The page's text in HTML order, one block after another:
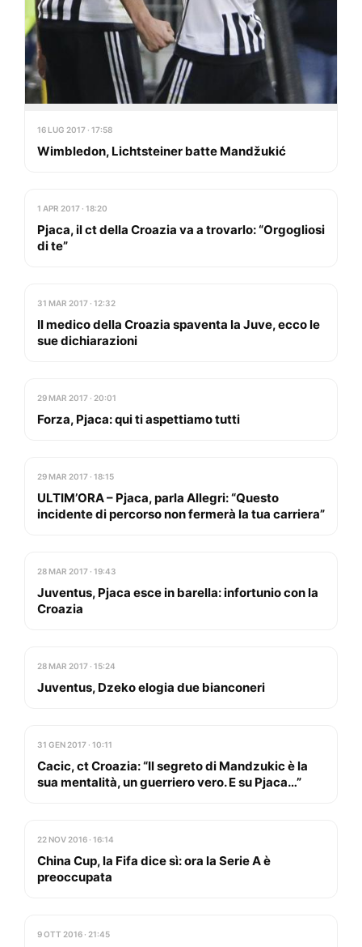
16 LUG 2017 · 17:58
Wimbledon, Lichtsteiner batte Mandžukić
1 APR 2017 · 18:20
Pjaca, il ct della Croazia va a trovarlo: “Orgogliosi
di te”
31 MAR 2017 · 12:32
Il medico della Croazia spaventa la Juve, ecco le
sue dichiarazioni
29 MAR 2017 · 20:01
Forza, Pjaca: qui ti aspettiamo tutti
29 MAR 2017 · 18:15
ULTIM’ORA – Pjaca, parla Allegri: “Questo
incidente di percorso non fermerà la tua carriera”
28 MAR 2017 · 19:43
Juventus, Pjaca esce in barella: infortunio con la
Croazia
28 MAR 2017 · 15:24
Juventus, Dzeko elogia due bianconeri
31 GEN 2017 · 10:11
Cacic, ct Croazia: “Il segreto di Mandzukic è la
sua mentalità, un guerriero vero. E su Pjaca…”
22 NOV 2016 · 16:14
China Cup, la Fifa dice sì: ora la Serie A è
preoccupata
9 OTT 2016 · 21:45